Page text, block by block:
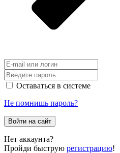
Оставаться в системе
Не помнишь пароль?
Войти на сайт
Нет аккаунта?
Пройди быструю регистрацию!